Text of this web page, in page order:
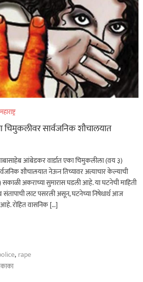
महाराष्ट्र
चिमुकलीवर सार्वजनिक शौचालयात
आंबेडकर वार्डात एका चिमुकलीला (वय ३)
शौचालयात नेऊन तिच्यावर अत्याचार केल्याची
अकराच्या सुमारास घडली आहे. या घटनेची माहिती
संतापाची लाट पसरली असून, घटनेच्या निषेधार्थ आज
रोहित वासनिक […]
, rape